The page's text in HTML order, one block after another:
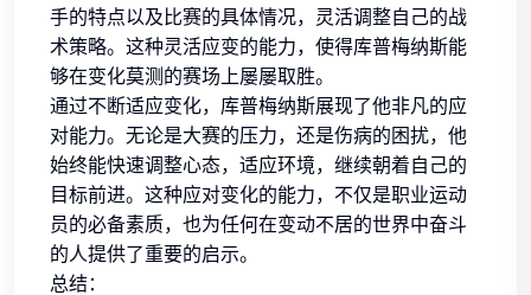
手的特点以及比赛的具体情况，灵活调整自己的战
术策略。这种灵活应变的能力，使得库普梅纳斯能
够在变化莫测的赛场上屡屡取胜。
通过不断适应变化，库普梅纳斯展现了他非凡的应
对能力。无论是大赛的压力，还是伤病的困扰，他
始终能快速调整心态，适应环境，继续朝着自己的
目标前进。这种应对变化的能力，不仅是职业运动
员的必备素质，也为任何在变动不居的世界中奋斗
的人提供了重要的启示。
总结：